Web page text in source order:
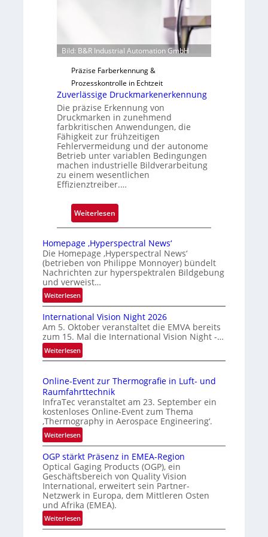
n
u
Bild: B&R Industrial Automation GmbH
Präzise Farberkennung &
Prozesskontrolle in Echtzeit
Zuverlässige Druckmarkenerkennung
Die präzise Erkennung von
Druckmarken in zunehmend
farbkritischen Anwendungen, die
Fähigkeit zur frühzeitigen
Fehlervermeidung und der autonome
Betrieb unter variablen Bedingungen
machen industrielle Bildverarbeitung
zu einem wesentlichen
Effizienztreiber.…
Weiterlesen:
Z
v
e
r
s
s
i
e
D
r
u
c
k
r
k
e
n
r
Homepage ‚Hyperspectral News‘
Die Homepage ‚Hyperspectral News‘
(betrieben von Philippe Monnoyer) bündelt
Nachrichten zur hyperspektralen Bildgebung
und verweist…
Weiterlesen:
H
o
m
e
p
a
e
‚
H
y
p
e
r
s
p
e
c
t
r
International Vision Night 2026
Am 5. Oktober veranstaltet die EMVA bereits
zum 15. Mal die International Vision Night -…
Weiterlesen:
I
t
e
r
n
a
t
o
n
a
l
V
i
s
Online-Event zur Thermografie in Luft- und
Raumfahrttechnik
InfraTec veranstaltet am 23. September ein
kostenloses Online-Event zum Thema
‚Thermography in Aerospace Engineering‘.
Weiterlesen:
O
n
l
i
n
e
-
E
OGP stärkt Präsenz in EMEA-Region
Optical Gaging Products (OGP), ein
Geschäftsbereich von Quality Vision
International, erweitert sein Partner-
Netzwerk in Europa, dem Mittleren Osten
und Afrika (EMEA).
Weiterlesen:
O